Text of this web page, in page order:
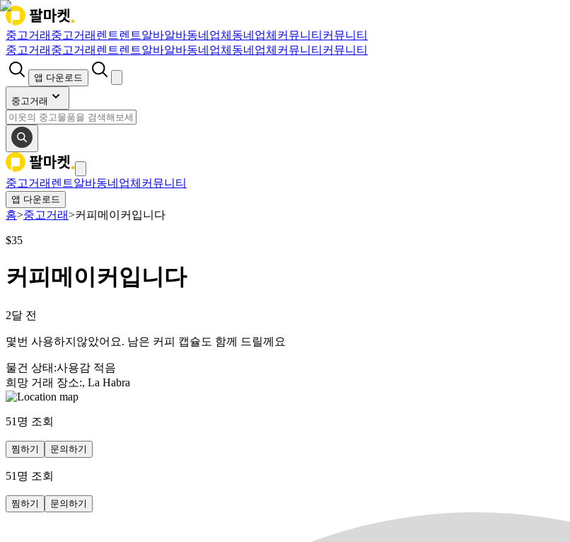
중고거래 중고거래 렌트렌트알바알바동네업체 동네업체 커뮤니티 커뮤니티
중고거래 중고거래 렌트렌트알바알바동네업체 동네업체 커뮤니티 커뮤니티
앱 다운로드
중고거래
중고거래 렌트알바동네업체 커뮤니티
앱 다운로드
홈>중고거래>커피메이커입니다
$35
커피메이커입니다
2달 전
몇번 사용하지않았어요. 남은 커피 캡슐도 함께 드릴께요
물건 상태 :사용감 적음
희망 거래 장소:, La Habra
51 명 조회
찜하기 문의하기
51 명 조회
찜하기 문의하기